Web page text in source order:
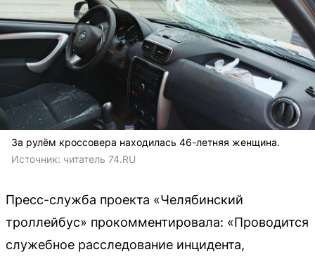
За рулём кроссовера находилась 46-летняя женщина.
Источник: читатель 74.RU
Пресс-служба проекта «Челябинский
троллейбус» прокомментировала: «Проводится
служебное расследование инцидента,